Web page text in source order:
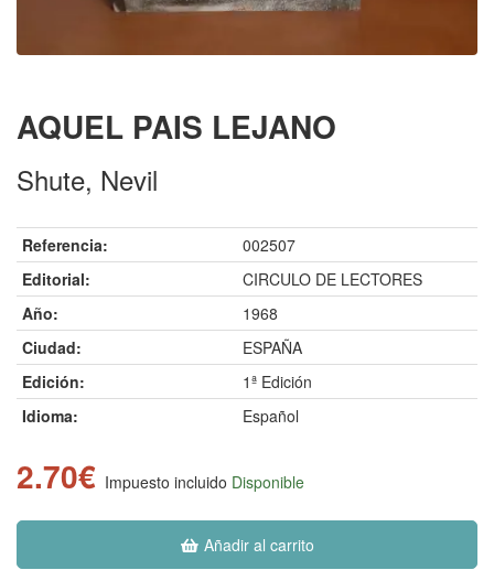
AQUEL PAIS LEJANO
Shute, Nevil
Referencia:
002507
Editorial:
CIRCULO DE LECTORES
Año:
1968
Ciudad:
ESPAÑA
Edición:
1ª Edición
Idioma:
Español
2.70€ Impuesto incluido Disponible
Añadir al carrito